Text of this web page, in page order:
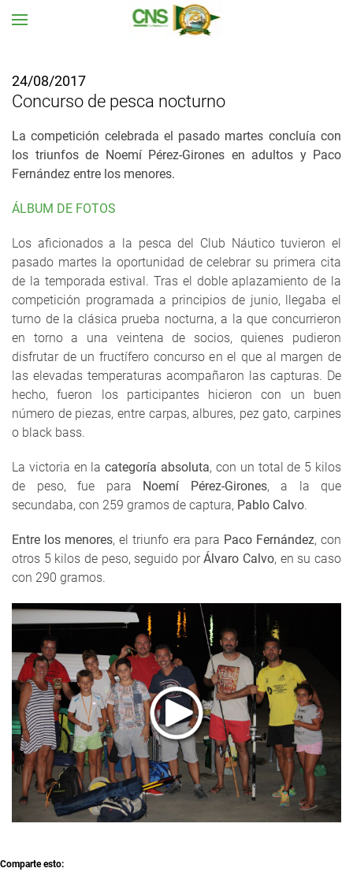
24/08/2017
Concurso de pesca nocturno
La competición celebrada el pasado martes concluía con
los triunfos de Noemí Pérez-Girones en adultos y Paco
Fernández entre los menores.
ÁLBUM DE FOTOS
Los aficionados a la pesca del Club Náutico tuvieron el
pasado martes la oportunidad de celebrar su primera cita
de la temporada estival. Tras el doble aplazamiento de la
competición programada a principios de junio, llegaba el
turno de la clásica prueba nocturna, a la que concurrieron
en torno a una veintena de socios, quienes pudieron
disfrutar de un fructífero concurso en el que al margen de
las elevadas temperaturas acompañaron las capturas. De
hecho, fueron los participantes hicieron con un buen
número de piezas, entre carpas, albures, pez gato, carpines
o black bass.
La victoria en lacategoría absoluta, con un total de 5 kilos
de peso, fue para Noemí Pérez-Girones, a la que
secundaba, con 259 gramos de captura, Pablo Calvo.
Entre los menores, el triunfo era para Paco Fernández, con
otros 5 kilos de peso, seguido porÁlvaro Calvo, en su caso
con 290 gramos.
Comparte esto: